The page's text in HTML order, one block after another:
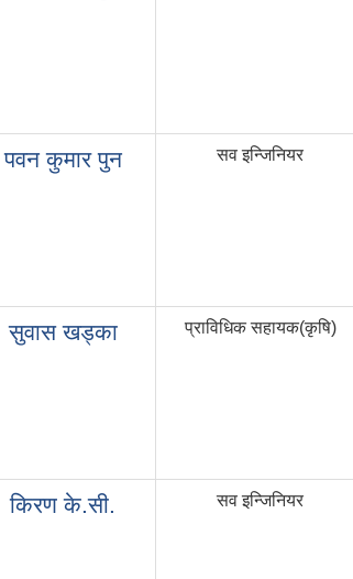
पवन कुमार पुन सव इन्जिनियर
सुवास खड्का प्राविधिक सहायक(कृषि)
किरण के.सी. सव इन्जिनियर